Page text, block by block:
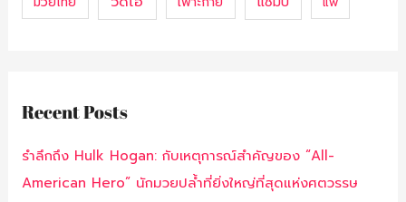
Recent Posts
รำลึกถึง Hulk Hogan: กับเหตุการณ์สำคัญของ “All-
American Hero” นักมวยปล้ำที่ยิ่งใหญ่ที่สุดแห่งศตวรรษ